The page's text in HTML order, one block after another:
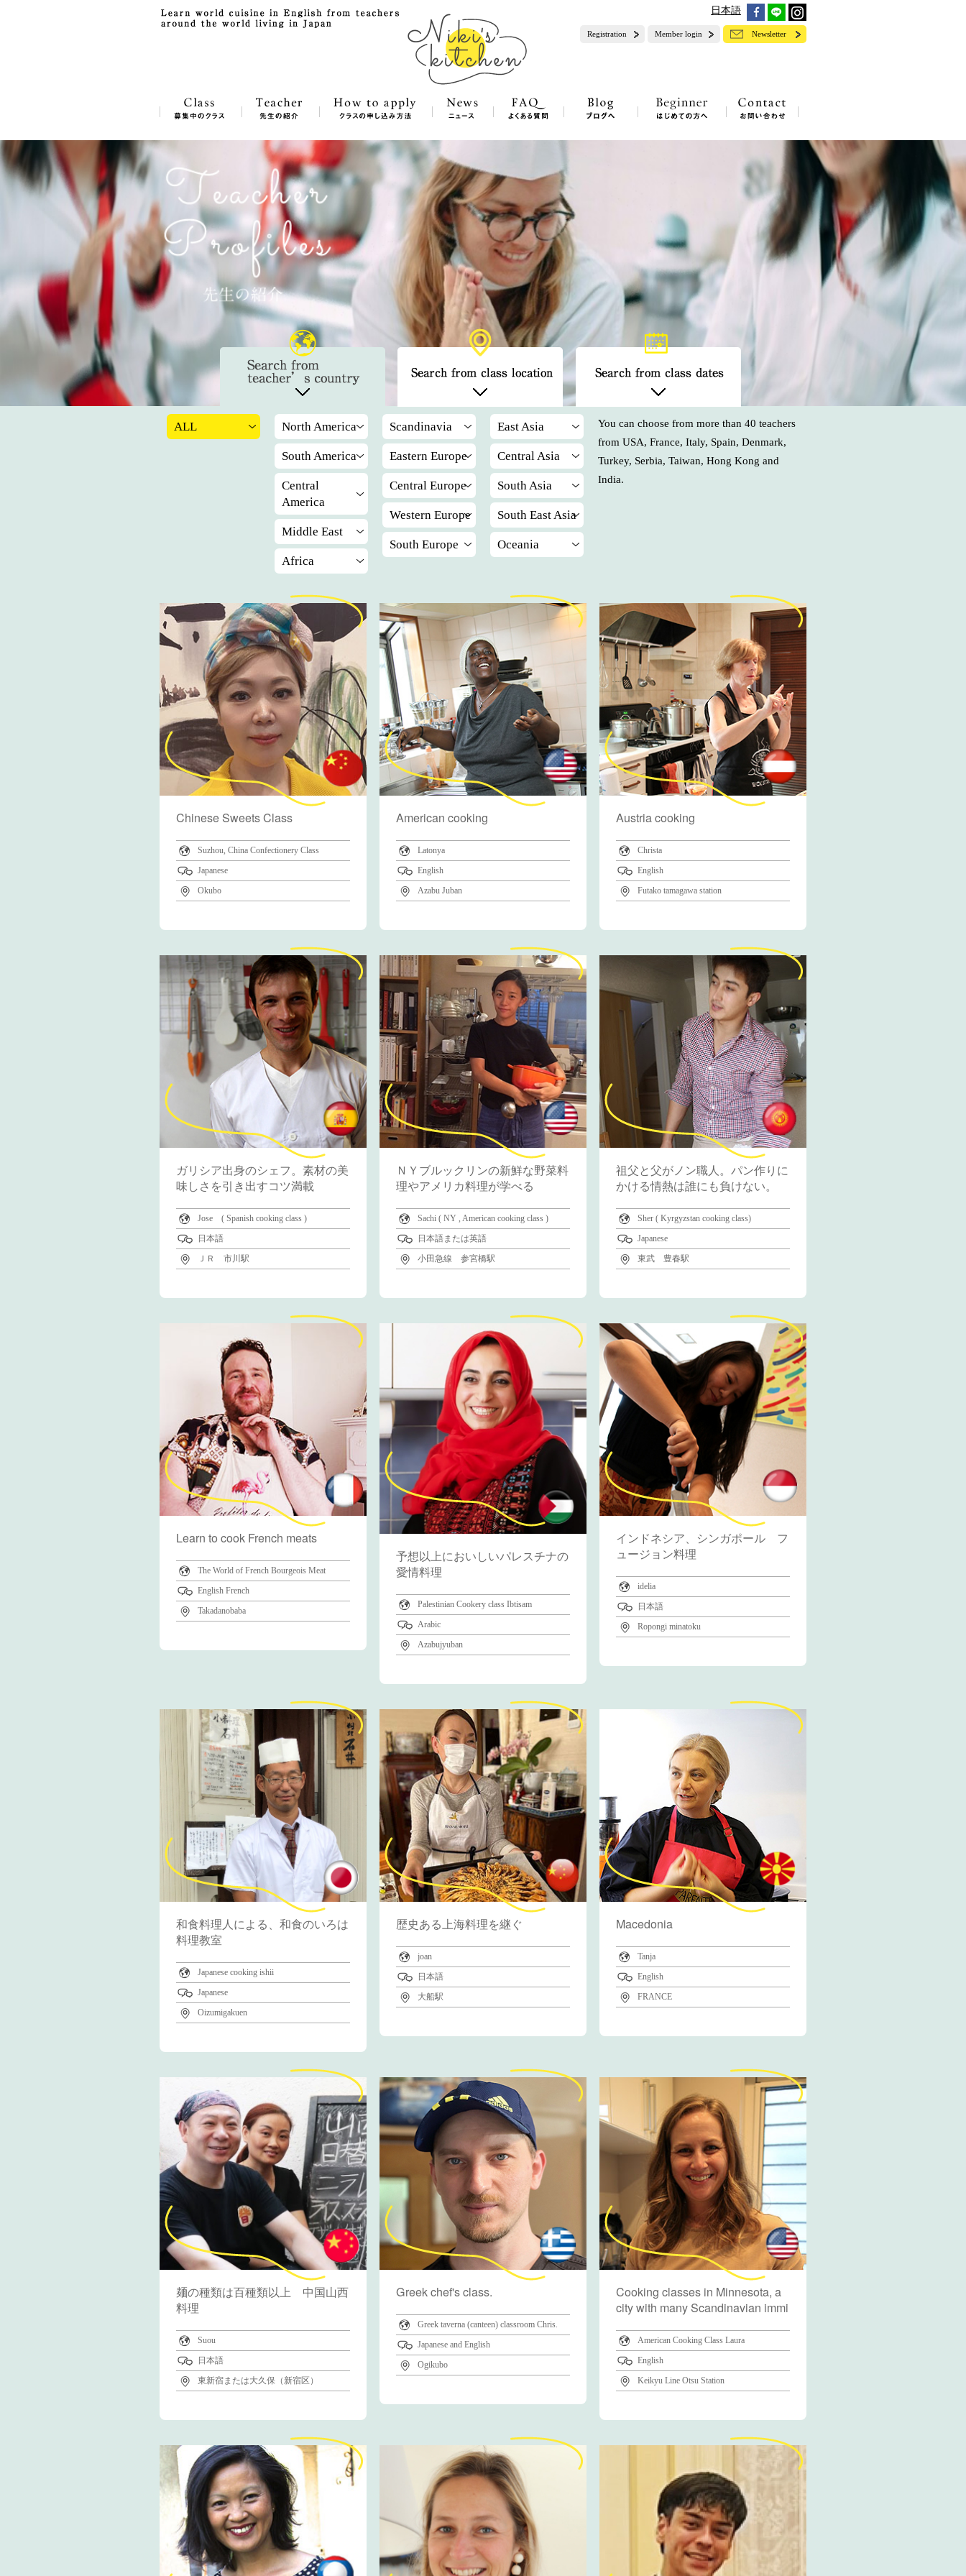
日本語
Registration Member login Newsletter
ALL North America
South America
Central
America
Middle East
Africa
Scandinavia
Eastern Europe
Central Europe
Western Europe
South Europe
East Asia
Central Asia
South Asia
South East Asia
Oceania
You can choose from more than 40 teachers
from USA, France, Italy, Spain, Denmark,
Turkey, Serbia, Taiwan, Hong Kong and
India.
Chinese Sweets Class
Suzhou, China Confectionery Class
Japanese
Okubo
American cooking
Latonya
English
Azabu Juban
Austria cooking
Christa
English
Futako tamagawa station
ガリシア出身のシェフ。素材の美
味しさを引き出すコツ満載
Jose ( Spanish cooking class )
日本語
ＪＲ 市川駅
ＮＹブルックリンの新鮮な野菜料
理やアメリカ料理が学べる
Sachi ( NY , American cooking class )
日本語または英語
小田急線 参宮橋駅
祖父と父がノン職人。パン作りに
かける情熱は誰にも負けない。
Sher ( Kyrgyzstan cooking class)
Japanese
東武 豊春駅
Learn to cook French meats
The World of French Bourgeois Meat
English French
Takadanobaba
予想以上においしいパレスチナの
愛情料理
Palestinian Cookery class Ibtisam
Arabic
Azabujyuban
インドネシア、シンガポール フ
ュージョン料理
idelia
日本語
Ropongi minatoku
和食料理人による、和食のいろは
料理教室
Japanese cooking ishii
Japanese
Oizumigakuen
歴史ある上海料理を継ぐ
joan
日本語
大船駅
Macedonia
Tanja
English
FRANCE
麺の種類は百種類以上 中国山西
料理
Suou
日本語
東新宿または大久保（新宿区）
Greek chef's class.
Greek taverna (canteen) classroom Chris.
Japanese and English
Ogikubo
Cooking classes in Minnesota, a
city with many Scandinavian immi
American Cooking Class Laura
English
Keikyu Line Otsu Station